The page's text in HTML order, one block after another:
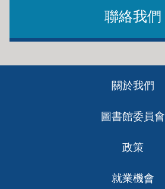
聯絡我們
關於我們
圖書館委員會
政策
就業機會